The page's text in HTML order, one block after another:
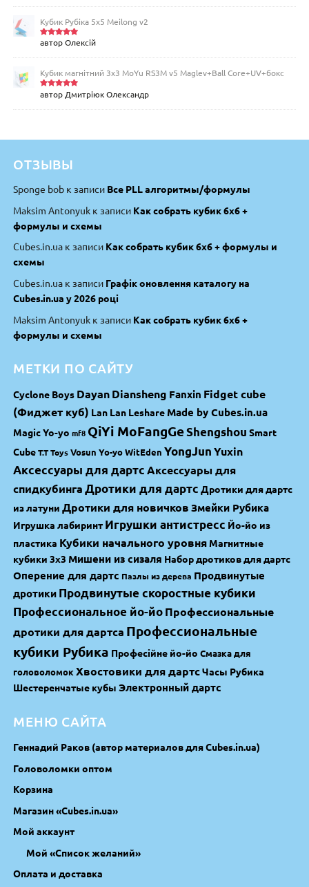
5
Кубик Рубіка 5x5 Meilong v2
Оцінено
автор Олексій
Кубик магнітний 3х3 MoYu RS3M v5 Maglev+Ball Core+UV+бокс
Оцінено
автор Дмитріюк Олександр
ОТЗЫВЫ
Sponge bob к записи Все PLL алгоритмы/формулы
Maksim Antonyuk к записи Как собрать кубик 6х6 +
формулы и схемы
Cubes.in.ua к записи Как собрать кубик 6х6 + формулы и
схемы
Cubes.in.ua к записи Графік оновлення каталогу на
Cubes.in.ua у 2026 році
Maksim Antonyuk к записи Как собрать кубик 6х6 +
формулы и схемы
МЕТКИ ПО САЙТУ
Cyclone Boys DayanDiansheng Fanxin Fidget cube
(Фиджет куб) Lan Lan Leshare Made by Cubes.in.ua
Magic Yo-yo mf8 QiYi MoFangGeShengshou Smart
Cube T.T Toys Vosun Yo-yoWitEden YongJun Yuxin
Аксессуары для дартс Аксессуары для
спидкубинга Дротики для дартс Дротики для дартс
из латуни Дротики для новичков Змейки Рубика
Игрушка лабиринт Игрушки антистресс Йо-йо из
пластика Кубики начального уровня Магнитные
кубики 3х3 Мишени из сизаля Набор дротиков для дартс
Оперение для дартс Пазлы из дерева Продвинутые
дротики Продвинутые скоростные кубики
Профессиональное йо-йоПрофессиональные
дротики для дартса Профессиональные
кубики Рубика Професійне йо-йо Смазка для
головоломокХвостовики для дартсЧасы Рубика
Шестеренчатые кубы Электронный дартс
МЕНЮ САЙТА
Геннадий Раков (автор материалов для Cubes.in.ua)
Головоломки оптом
Корзина
Магазин «Cubes.in.ua»
Мой аккаунт
Мой «Список желаний»
Оплата и доставка